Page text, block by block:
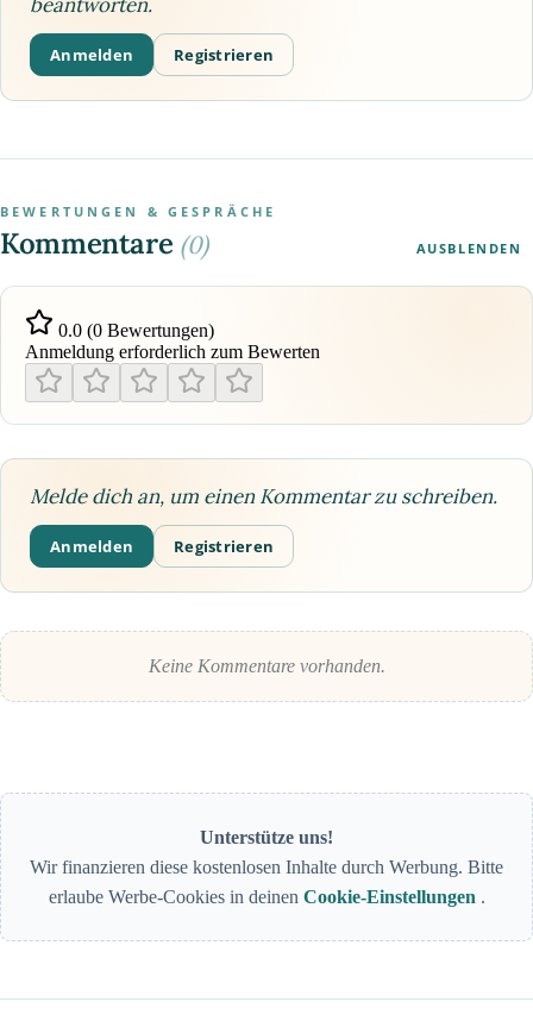
Anmelden Registrieren
BEWERTUNGEN & GESPRÄCHE
Kommentare (0) AUSBLENDEN
0.0 (0 Bewertungen)
Anmeldung erforderlich zum Bewerten
Melde dich an, um einen Kommentar zu schreiben.
Anmelden Registrieren
Keine Kommentare vorhanden.
Unterstütze uns!
Wir finanzieren diese kostenlosen Inhalte durch Werbung. Bitte
erlaube Werbe-Cookies in deinen Cookie-Einstellungen .